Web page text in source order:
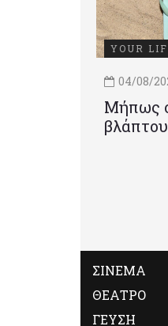
YOUR
04/08/
Μήπως
ΣΙΝΕΜΑ
ΘΕΑΤΡΟ
ΓΕΥΣΗ